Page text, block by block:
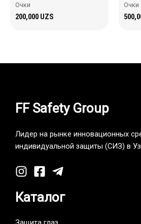
Очки
200,000 UZS
Очки
FF Safety Group
Лидер на рынке инновационных
индивидуальной защиты (СИЗ) в
Каталог